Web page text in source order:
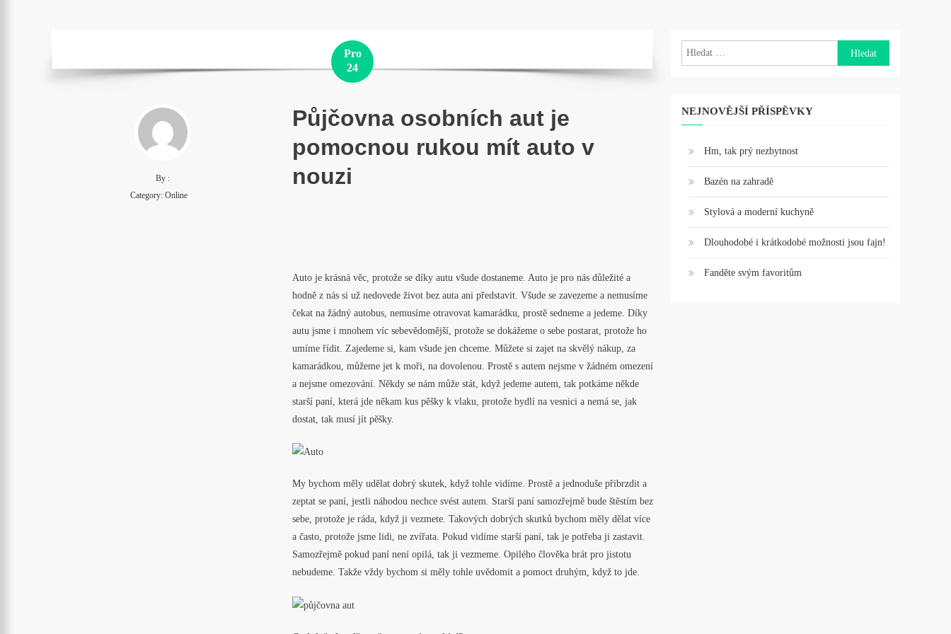
Pro
24
Půjčovna osobních aut je
pomocnou rukou mít auto v
nouzi
Auto je krásná věc, protože se díky autu všude dostaneme. Auto je pro nás důležité a
hodně z nás si už nedovede život bez auta ani představit. Všude se zavezeme a nemusíme
čekat na žádný autobus, nemusíme otravovat kamarádku, prostě sedneme a jedeme. Díky
autu jsme i mnohem víc sebevědomější, protože se dokážeme o sebe postarat, protože ho
umíme řídit. Zajedeme si, kam všude jen chceme. Můžete si zajet na skvělý nákup, za
kamarádkou, můžeme jet k moři, na dovolenou. Prostě s autem nejsme v žádném omezení
a nejsme omezování. Někdy se nám může stát, když jedeme autem, tak potkáme někde
starší paní, která jde někam kus pěšky k vlaku, protože bydlí na vesnici a nemá se, jak
dostat, tak musí jít pěšky.
My bychom měly udělat dobrý skutek, když tohle vidíme. Prostě a jednoduše přibrzdit a
zeptat se paní, jestli náhodou nechce svést autem. Starší paní samozřejmě bude štěstím bez
sebe, protože je ráda, když ji vezmete. Takových dobrých skutků bychom měly dělat více
a často, protože jsme lidi, ne zvířata. Pokud vidíme starší paní, tak je potřeba ji zastavit.
Samozřejmě pokud paní není opilá, tak ji vezmeme. Opilého člověka brát pro jistotu
nebudeme. Takže vždy bychom si měly tohle uvědomit a pomoct druhým, když to jde.
By :
Category:Online
Vyhledávání
NEJNOVĚJŠÍ PŘÍSPĚVKY
Hm, tak prý nezbytnost
Bazén na zahradě
Stylová a moderní kuchyně
Dlouhodobé i krátkodobé možnosti jsou fajn!
Fanděte svým favoritům